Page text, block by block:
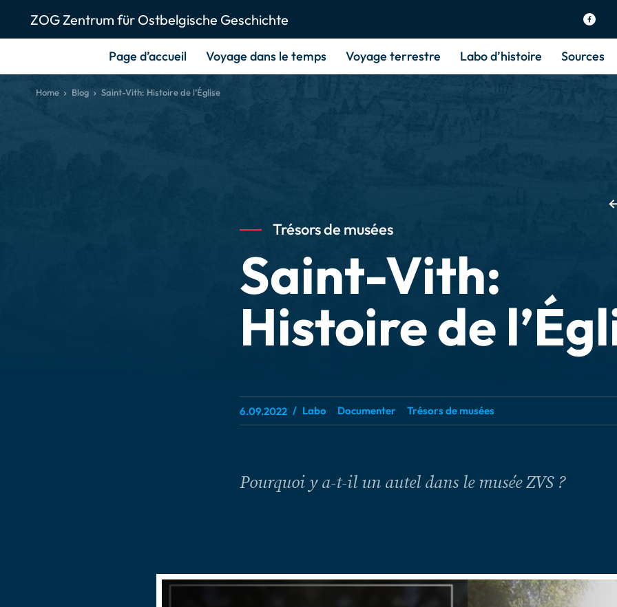
ZOG Zentrum für Ostbelgische Geschichte
Page d’accueil Voyage dans le temps Voyage terrestre Labo d’histoire Sources
Home Blog Saint-Vith: Histoire de l’Église
Trésors de musées
Saint-Vith:
Histoire de
6.09.2022 Labo Documenter Trésors de musées
Pourquoi y a-t-il un autel dans le musée ZVS ?